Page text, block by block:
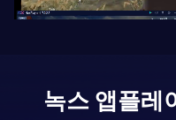
녹스 앱플레